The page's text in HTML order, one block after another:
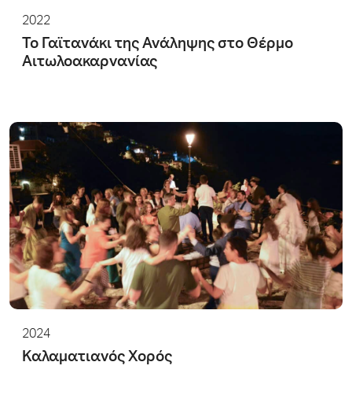
2022
Το Γαϊτανάκι της Ανάληψης στο Θέρμο
Αιτωλοακαρνανίας
2024
Καλαματιανός Χορός